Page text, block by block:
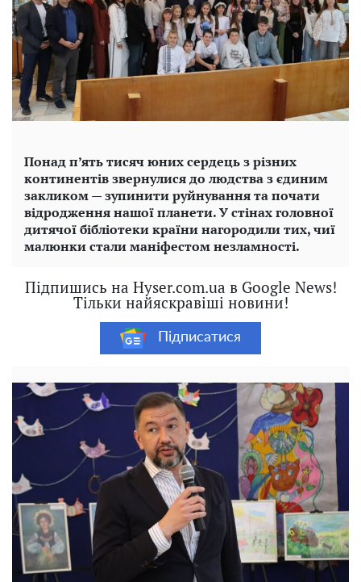
Понад п’ять тисяч юних сердець з різних
континентів звернулися до людства з єдиним
закликом — зупинити руйнування та почати
відродження нашої планети. У стінах головної
дитячої бібліотеки країни нагородили тих, чиї
малюнки стали маніфестом незламності.
Підпишись на Hyser.com.ua в Google News!
Тільки найяскравіші новини!
Підписатися